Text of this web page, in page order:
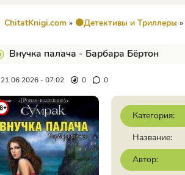
ChitatKnigi.com » 🟠Детективы и Триллеры »
Внучка палача - Барбара Бёртон
21.06.2026 - 07:02 0 0
Категория:
Название:
Автор: